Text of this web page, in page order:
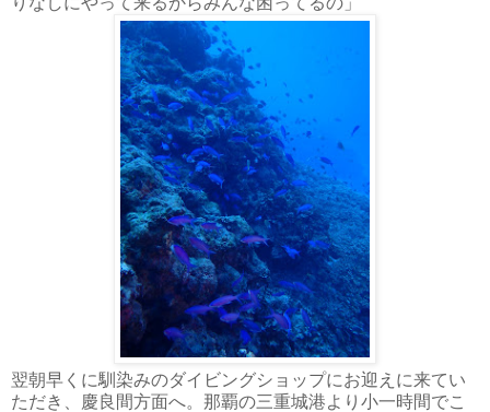
翌朝早くに馴染みのダイビングショップにお迎えに来てい
ただき、慶良間方面へ。那覇の三重城港より小一時間でこ